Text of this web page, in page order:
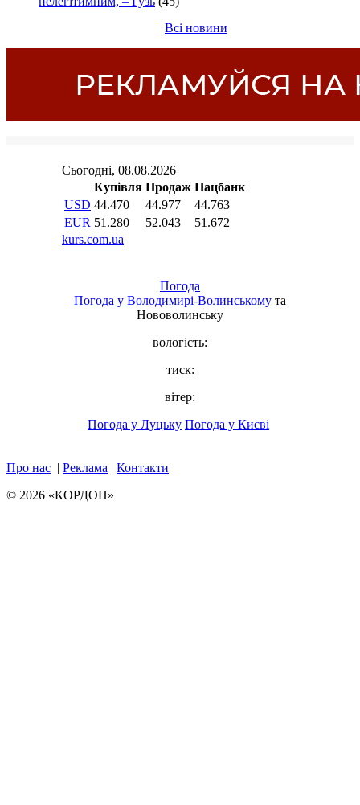
Всі новини
Погода
Погода у Володимирі-Волинському та
Нововолинську
вологість:
тиск:
вітер:
Погода у Луцьку Погода у Києві
Про нас | Реклама | Контакти
© 2026 «КОРДОН»